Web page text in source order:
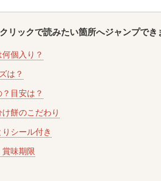
リックで読みたい箇所へジャンプでき
個入り？
は？
目安は？
餅のこだわり
シール付き
味期限